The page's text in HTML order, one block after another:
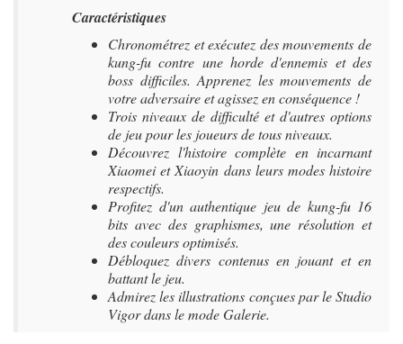
Caractéristiques
Chronométrez et exécutez des mouvements de
kung-fu contre une horde d'ennemis et des
boss difficiles. Apprenez les mouvements de
votre adversaire et agissez en conséquence !
Trois niveaux de difficulté et d'autres options
de jeu pour les joueurs de tous niveaux.
Découvrez l'histoire complète en incarnant
Xiaomei et Xiaoyin dans leurs modes histoire
respectifs.
Profitez d'un authentique jeu de kung-fu 16
bits avec des graphismes, une résolution et
des couleurs optimisés.
Débloquez divers contenus en jouant et en
battant le jeu.
Admirez les illustrations conçues par le Studio
Vigor dans le mode Galerie.